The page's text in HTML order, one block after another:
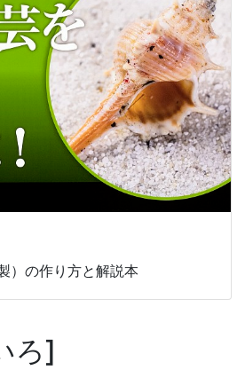
）の作り方と解説本
ろ